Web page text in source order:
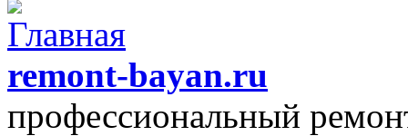
remont-bayan.ru
профессиональный